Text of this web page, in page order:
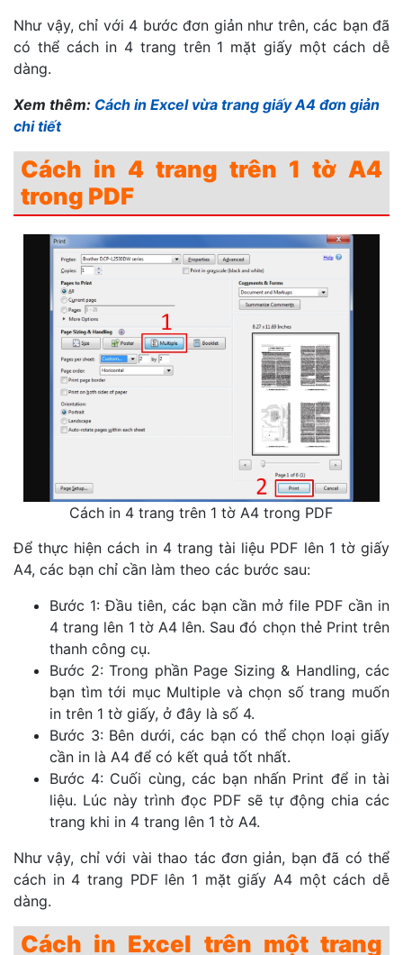
Như vậy, chỉ với 4 bước đơn giản như trên, các bạn đã
có thể cách in 4 trang trên 1 mặt giấy một cách dễ
dàng.
Xem thêm: Cách in Excel vừa trang giấy A4 đơn giản
chi tiết
Cách in 4 trang trên 1 tờ A4
trong PDF
Cách in 4 trang trên 1 tờ A4 trong PDF
Để thực hiện cách in 4 trang tài liệu PDF lên 1 tờ giấy
A4, các bạn chỉ cần làm theo các bước sau:
Bước 1: Đầu tiên, các bạn cần mở file PDF cần in
4 trang lên 1 tờ A4 lên. Sau đó chọn thẻ Print trên
thanh công cụ.
Bước 2: Trong phần Page Sizing & Handling, các
bạn tìm tới mục Multiple và chọn số trang muốn
in trên 1 tờ giấy, ở đây là số 4.
Bước 3: Bên dưới, các bạn có thể chọn loại giấy
cần in là A4 để có kết quả tốt nhất.
Bước 4: Cuối cùng, các bạn nhấn Print để in tài
liệu. Lúc này trình đọc PDF sẽ tự động chia các
trang khi in 4 trang lên 1 tờ A4.
Như vậy, chỉ với vài thao tác đơn giản, bạn đã có thể
cách in 4 trang PDF lên 1 mặt giấy A4 một cách dễ
dàng.
Cách in Excel trên một trang